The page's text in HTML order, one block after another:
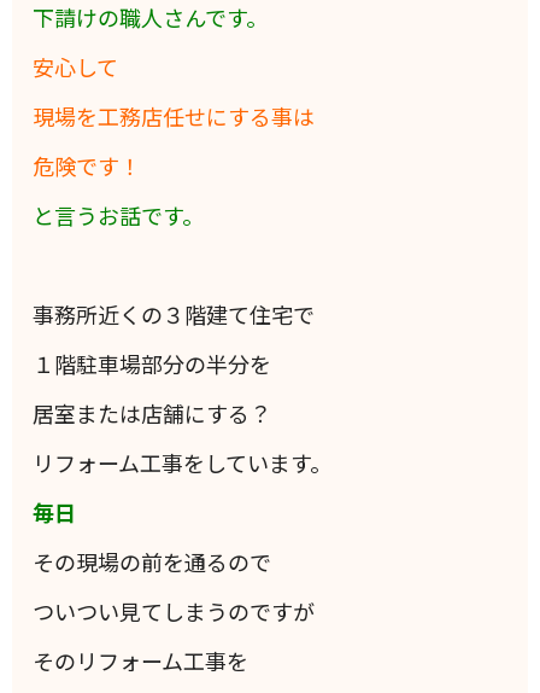
下請けの職人さんです。
安心して
現場を工務店任せにする事は
危険です！
と言うお話です。
事務所近くの３階建て住宅で
１階駐車場部分の半分を
居室または店舗にする？
リフォーム工事をしています。
毎日
その現場の前を通るので
ついつい見てしまうのですが
そのリフォーム工事を